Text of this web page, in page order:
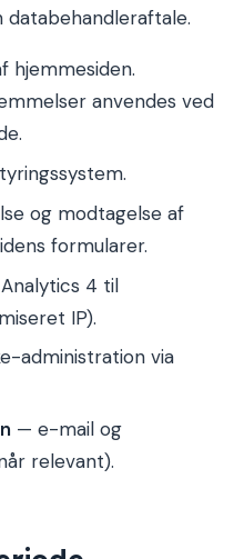
hjemmesiden.
anvendes ved
og modtagelse af
formularer.
4 til
IP).
administration via
— e-mail og
relevant).